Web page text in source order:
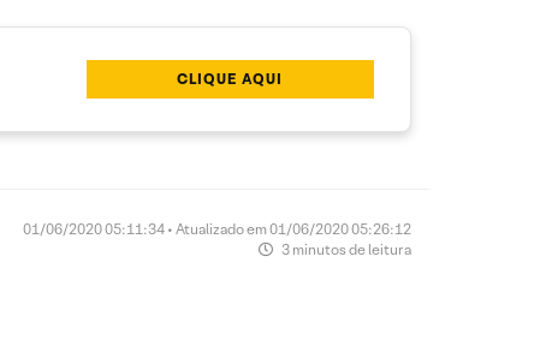
CLIQUE AQUI
01/06/2020 05:11:34 • Atualizado em 01/06/2020 05:26:12
3 minutos de leitura